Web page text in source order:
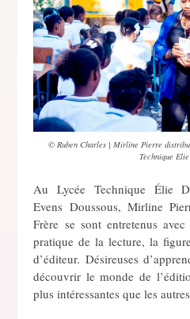
© Ruben Charles | Mirline Pierre
Technique
Au Lycée Technique Élie
Evens Doussous, Mirline
Frère se sont entretenus
pratique de la lecture, la
d’éditeur. Désireuses
découvrir le monde de
plus intéressantes que les